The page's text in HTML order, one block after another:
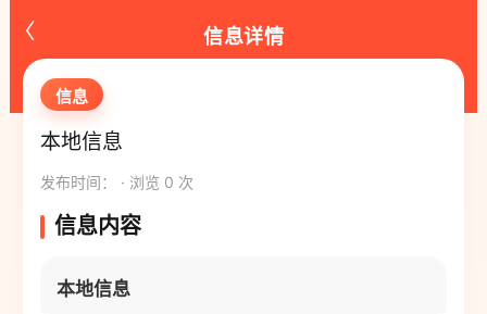
‹ 信息详情
信息
本地信息
发布时间： · 浏览 0 次
信息内容
本地信息